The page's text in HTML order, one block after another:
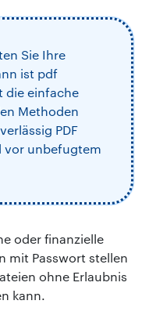
Sie Ihre
ist pdf
die einfache
Methoden
PDF
vor unbefugtem
oder finanzielle
mit Passwort stellen
ohne Erlaubnis
kann.